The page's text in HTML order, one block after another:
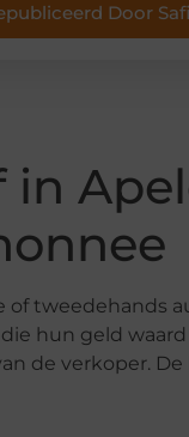
Door
of tweedehands
hun geld
de verkoper.